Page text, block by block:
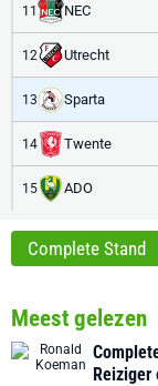
11 NEC
12 Utrecht
13 Sparta
14 Twente
15 ADO
Complete Stand
Meest gelezen
Reiziger